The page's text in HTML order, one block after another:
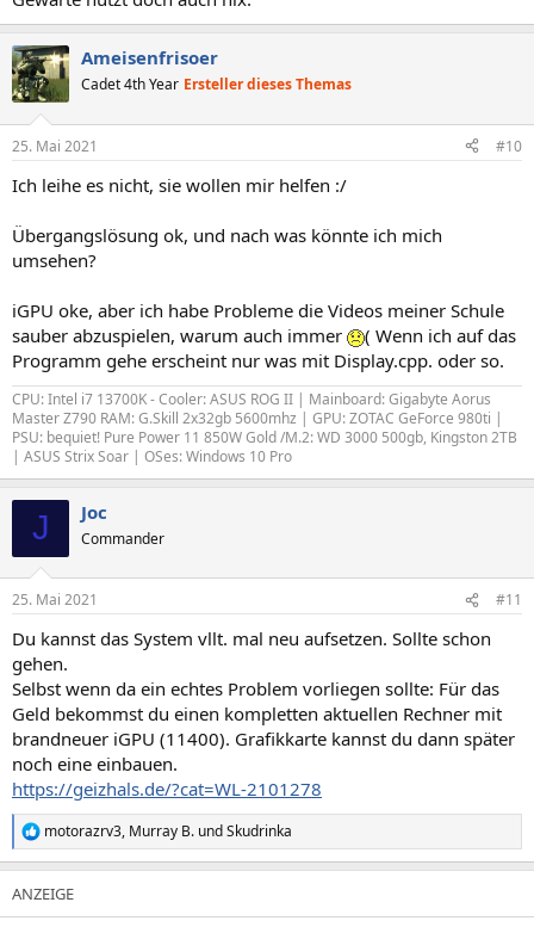
Ameisenfrisoer
Cadet 4th Year Ersteller dieses Themas
25. Mai 2021 #10
Ich leihe es nicht, sie wollen mir helfen :/
Übergangslösung ok, und nach was könnte ich mich
umsehen?
iGPU oke, aber ich habe Probleme die Videos meiner Schule
sauber abzuspielen, warum auch immer
( Wenn ich auf das
Programm gehe erscheint nur was mit Display.cpp. oder so.
CPU: Intel i7 13700K - Cooler: ASUS ROG II | Mainboard: Gigabyte Aorus
Master Z790 RAM: G.Skill 2x32gb 5600mhz | GPU: ZOTAC GeForce 980ti |
PSU: bequiet! Pure Power 11 850W Gold /M.2: WD 3000 500gb, Kingston 2TB
| ASUS Strix Soar | OSes: Windows 10 Pro
J Joc
Commander
25. Mai 2021 #11
Du kannst das System vllt. mal neu aufsetzen. Sollte schon
gehen.
Selbst wenn da ein echtes Problem vorliegen sollte: Für das
Geld bekommst du einen kompletten aktuellen Rechner mit
brandneuer iGPU (11400). Grafikkarte kannst du dann später
noch eine einbauen.
https://geizhals.de/?cat=WL-2101278
R
e
a
k
t
motorazrv3, Murray B. undSkudrinka